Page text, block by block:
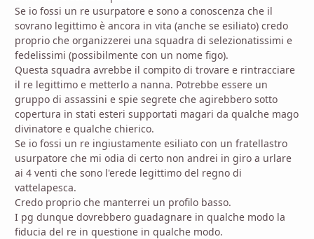
Se io fossi un re usurpatore e sono a conoscenza che il
sovrano legittimo è ancora in vita (anche se esiliato) credo
proprio che organizzerei una squadra di selezionatissimi e
fedelissimi (possibilmente con un nome figo).
Questa squadra avrebbe il compito di trovare e rintracciare
il re legittimo e metterlo a nanna. Potrebbe essere un
gruppo di assassini e spie segrete che agirebbero sotto
copertura in stati esteri supportati magari da qualche mago
divinatore e qualche chierico.
Se io fossi un re ingiustamente esiliato con un fratellastro
usurpatore che mi odia di certo non andrei in giro a urlare
ai 4 venti che sono l'erede legittimo del regno di
vattelapesca.
Credo proprio che manterrei un profilo basso.
I pg dunque dovrebbero guadagnare in qualche modo la
fiducia del re in questione in qualche modo.